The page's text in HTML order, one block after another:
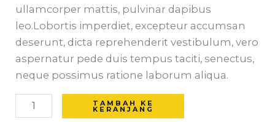
ullamcorper mattis, pulvinar dapibus
leo.Lobortis imperdiet, excepteur accumsan
deserunt, dicta reprehenderit vestibulum, vero
aspernatur pede duis tempus taciti, senectus,
neque possimus ratione laborum aliqua.
TAMBAH KE
KERANJANG